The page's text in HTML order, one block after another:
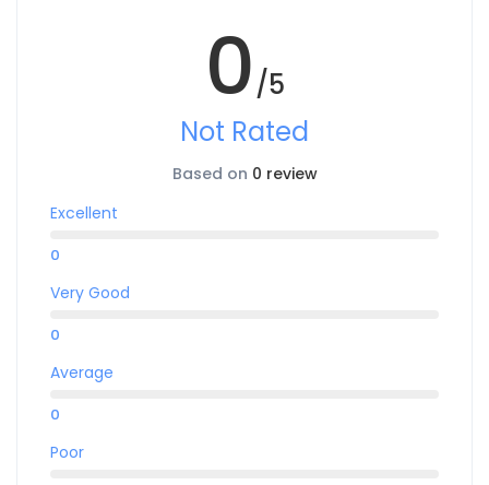
0/5
Not Rated
Based on 0 review
Excellent
0
Very Good
0
Average
0
Poor